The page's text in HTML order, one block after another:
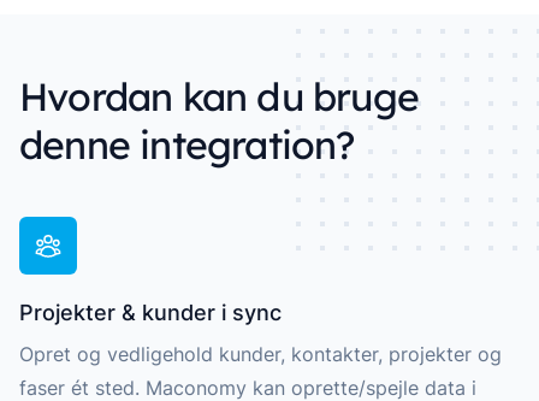
Hvordan kan du bruge
denne integration?
Projekter & kunder i sync
Opret og vedligehold kunder, kontakter, projekter og
faser ét sted. Maconomy kan oprette/spejle data i